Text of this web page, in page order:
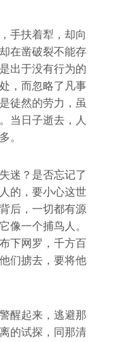
手扶着犁，却向
在凿破裂不能存
出于没有行为的
，而忽略了凡事
徒然的劳力，虽
当日子逝去，人
。
迷？是否忘记了
的，要小心这世
后，一切都有源
像一个捕鸟人。
下网罗，千方百
们掳去，要将他
醒起来，逃避那
的试探，同那清